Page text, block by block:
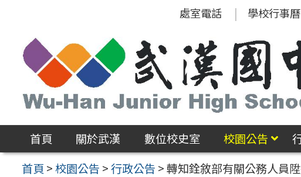
區
處室電話 學校行事曆
首頁 關於武漢 數位校史室 校園公告
首頁 >校園公告 >行政公告 >轉知銓敘部有關公務人員